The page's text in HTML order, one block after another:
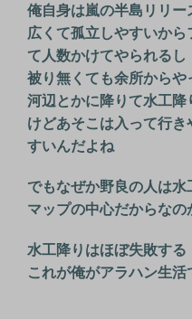
俺自身は嵐の半島リリ
広くて孤立しやすいか
て人数かけてやられるし
被り無くても余所から
河辺とかに降りて水工
けどあそこは入って行
すいんだよね
でもなぜか野良の人は水
マップの中心だからなの
水工降りはほぼ失敗する
これが俺がアラハン生活